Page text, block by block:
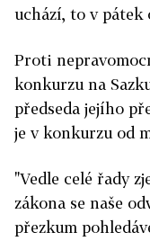
uchází, to v pátek
Proti
konkurzu na
předseda jejího
je v konkurzu od
"Vedle celé řady
zákona se naše
přezkum